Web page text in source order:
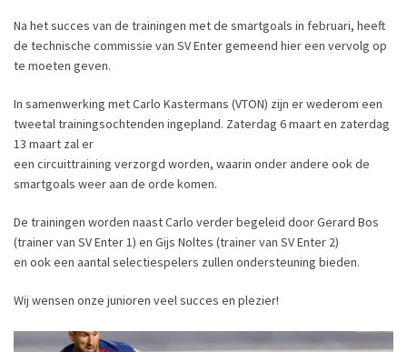
Na het succes van de trainingen met de smartgoals in februari, heeft
de technische commissie van SV Enter gemeend hier een vervolg op
te moeten geven.
In samenwerking met Carlo Kastermans (VTON) zijn er wederom een
tweetal trainingsochtenden ingepland. Zaterdag 6 maart en zaterdag
13 maart zal er
een circuittraining verzorgd worden, waarin onder andere ook de
smartgoals weer aan de orde komen.
De trainingen worden naast Carlo verder begeleid door Gerard Bos
(trainer van SV Enter 1) en Gijs Noltes (trainer van SV Enter 2)
en ook een aantal selectiespelers zullen ondersteuning bieden.
Wij wensen onze junioren veel succes en plezier!